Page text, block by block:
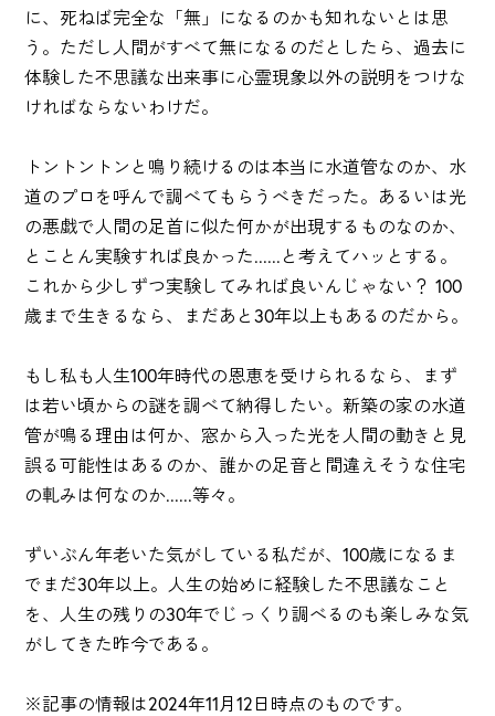
に、死ねば完全な「無」になるのかも知れないとは思
う。ただし人間がすべて無になるのだとしたら、過去に
体験した不思議な出来事に心霊現象以外の説明をつけな
ければならないわけだ。
トントントンと鳴り続けるのは本当に水道管なのか、水
道のプロを呼んで調べてもらうべきだった。あるいは光
の悪戯で人間の足首に似た何かが出現するものなのか、
とことん実験すれば良かった......と考えてハッとする。
これから少しずつ実験してみれば良いんじゃない？ 100
歳まで生きるなら、まだあと30年以上もあるのだから。
もし私も人生100年時代の恩恵を受けられるなら、まず
は若い頃からの謎を調べて納得したい。新築の家の水道
管が鳴る理由は何か、窓から入った光を人間の動きと見
誤る可能性はあるのか、誰かの足音と間違えそうな住宅
の軋みは何なのか......等々。
ずいぶん年老いた気がしている私だが、100歳になるま
でまだ30年以上。人生の始めに経験した不思議なこと
を、人生の残りの30年でじっくり調べるのも楽しみな気
がしてきた昨今である。
※記事の情報は2024年11月12日時点のものです。